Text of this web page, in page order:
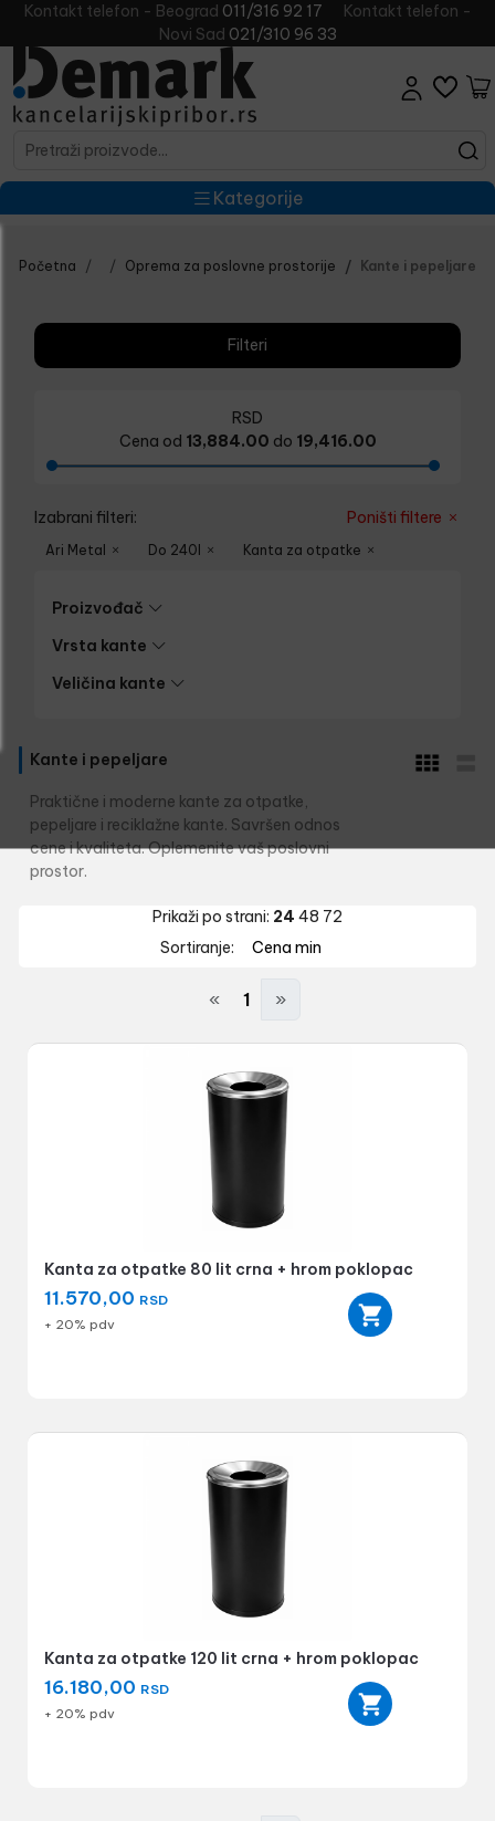
Kontakt telefon - Beograd 011/316 92 17
Kontakt telefon -
Novi Sad 021/310 96 33
Kategorije
Početna Oprema za poslovne prostorije Kante i pepeljare
Filteri
RSD
Cena od 13,884.00 do 19,416.00
Izabrani filteri: Poništi filtere
Ari Metal Do 240l Kanta za otpatke
Proizvođač
Vrsta kante
Veličina kante
Kante i pepeljare
Praktične i moderne kante za otpatke,
pepeljare i reciklažne kante. Savršen odnos
cene i kvaliteta. Oplemenite vaš poslovni
prostor.
Prikaži po strani: 24 48 72
Sortiranje:
Cena min
« 1 »
Kanta za otpatke 80 lit crna + hrom poklopac
11.570,00 RSD
+ 20% pdv
Kanta za otpatke 120 lit crna + hrom poklopac
16.180,00 RSD
+ 20% pdv